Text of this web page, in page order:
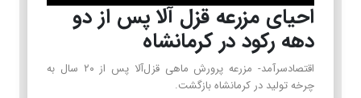
احیای مزرعه قزل آلا پس از دو
دهه رکود در کرمانشاه
اقتصادسرآمد- مزرعه پرورش ماهی قزل‌آلا پس از ۲۰ سال به
چرخه تولید در کرمانشاه بازگشت.